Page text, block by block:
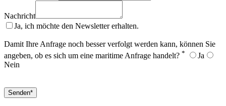
Nachricht
Ja, ich möchte den Newsletter erhalten.
Damit Ihre Anfrage noch besser verfolgt werden kann, können Sie
angeben, ob es sich um eine maritime Anfrage handelt? *
Ja
Nein